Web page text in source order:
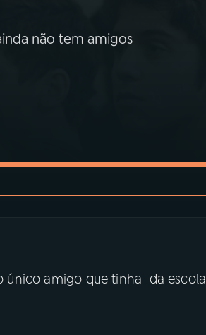
não tem amigos
único amigo que tinha da escola